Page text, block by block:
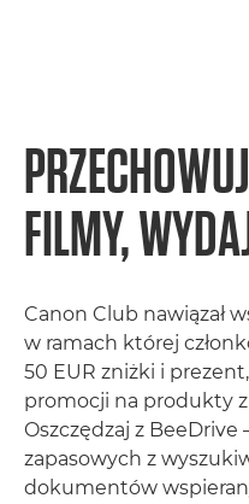
FILMY,
Canon Club nawiązał
w ramach której
50 EUR zniżki i
promocji na produkty
Oszczędzaj z
zapasowych z
dokumentów